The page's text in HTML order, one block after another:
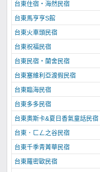
台東住宿‧海然民宿
台東馬亨亨S館
台東火車頭民宿
台東祝福民宿
台東民宿‧蘭舍民宿
台東塞維利亞渡假民宿
台東臨海民宿
台東多多民宿
台東奧斯卡&夏日香氣童話民宿
台東．ㄈㄥ之谷民宿
台東千季青菁華民宿
台東羅密歐民宿